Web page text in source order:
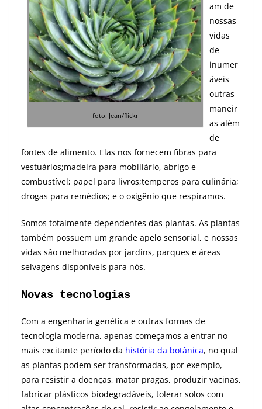
foto: Jean/flickr
am de
nossas
vidas
de
inumer
áveis
outras
maneir
as além
de
fontes de alimento. Elas nos fornecem fibras para
vestuários;madeira para mobiliário, abrigo e
combustível; papel para livros;temperos para culinária;
drogas para remédios; e o oxigênio que respiramos.
Somos totalmente dependentes das plantas. As plantas
também possuem um grande apelo sensorial, e nossas
vidas são melhoradas por jardins, parques e áreas
selvagens disponíveis para nós.
Novas tecnologias
Com a engenharia genética e outras formas de
tecnologia moderna, apenas começamos a entrar no
mais excitante período da história da botânica, no qual
as plantas podem ser transformadas, por exemplo,
para resistir a doenças, matar pragas, produzir vacinas,
fabricar plásticos biodegradáveis, tolerar solos com